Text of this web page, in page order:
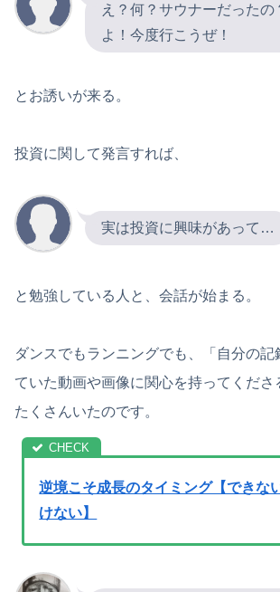
え？何？サウナーだったの
よ！今度行こうぜ！
とお誘いが来る。
投資に関して発言すれば、
実は投資に興味があって…
と勉強している人と、会話が始まる。
ダンスでもランニングでも、「自分の
ていた動画や画像に関心を持ってくださ
たくさんいたのです。
逆境こそ成長のタイミング【できな
けない】